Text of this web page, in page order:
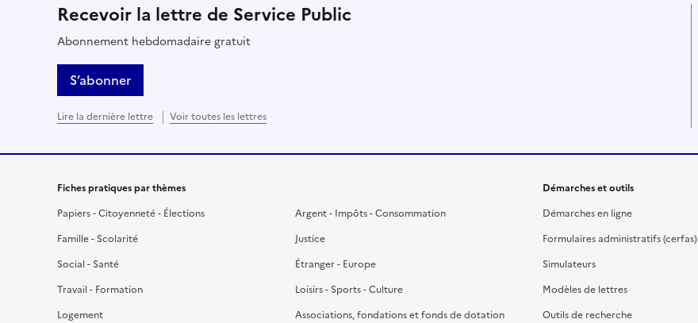
Recevoir la lettre de Service Public
Abonnement hebdomadaire gratuit
S’abonner
Lire la dernière lettre Voir toutes les lettres
Fiches pratiques par thèmes
Papiers - Citoyenneté - Élections
Famille - Scolarité
Social - Santé
Travail - Formation
Logement
Argent - Impôts - Consommation
Justice
Étranger - Europe
Loisirs - Sports - Culture
Associations, fondations et fonds de dotation
Démarches et outils
Démarches en ligne
Formulaires administratifs (cerfas)
Simulateurs
Modèles de lettres
Outils de recherche